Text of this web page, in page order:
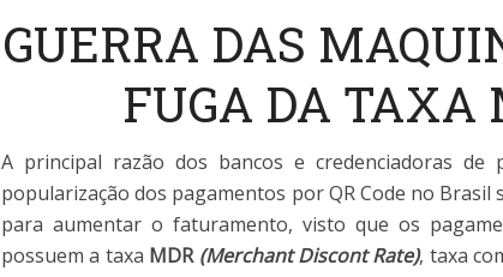
GUERRA DAS
FUGA DA TAXA
A principal razão dos bancos e credenciadoras de
popularização dos pagamentos por QR Code no Brasil
para aumentar o faturamento, visto que os
possuem a taxa MDR (Merchant Discont Rate), taxa